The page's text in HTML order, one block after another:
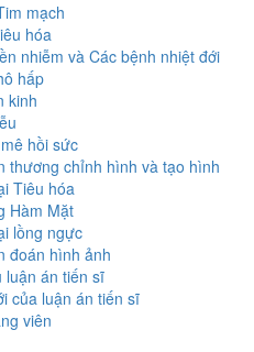
mạch
hóa
nhiễm và Các bệnh nhiệt đới
hấp
kinh
hồi sức
thương chỉnh hình và tạo hình
Tiêu hóa
Hàm Mặt
lồng ngực
đoán hình ảnh
luận án tiến sĩ
của luận án tiến sĩ
viên